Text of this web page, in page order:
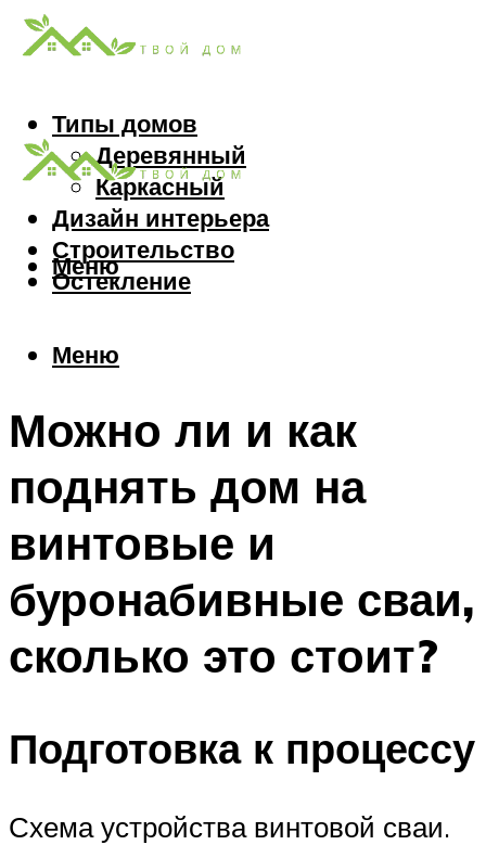
Типы домов
Деревянный
Каркасный
Дизайн интерьера
Строительство
Остекление
Меню
Меню
Можно ли и как
поднять дом на
винтовые и
буронабивные сваи,
сколько это стоит?
Подготовка к процессу
Схема устройства винтовой сваи.